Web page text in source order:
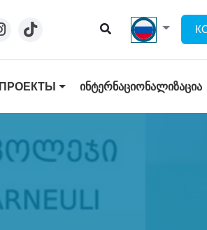
ПРОЕКТЫ ᲘᲜᲢᲔᲠᲜᲐᲪᲘᲝᲜᲐᲚᲘᲖᲐᲪᲘᲐ